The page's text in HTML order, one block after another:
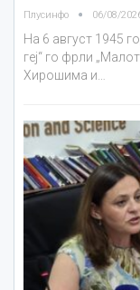
Плусинфо 06/08/
На 6 август 1945
геј“ го фрли
Хирошима и…